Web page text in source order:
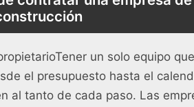
un solo equipo
el presupuesto hasta el
al tanto de cada paso. Las